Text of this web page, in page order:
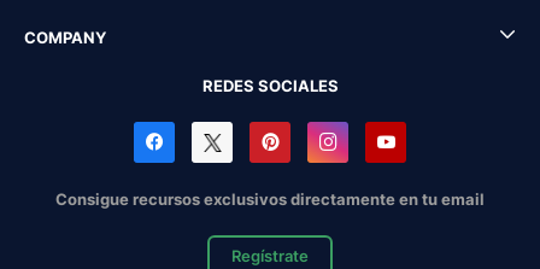
COMPANY
REDES SOCIALES
Consigue recursos exclusivos directamente en tu email
Regístrate